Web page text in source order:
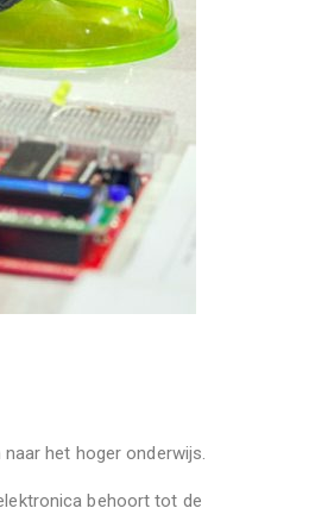
het hoger onderwijs.
behoort tot de